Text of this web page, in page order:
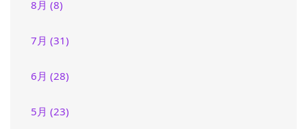
8月 (8)
7月 (31)
6月 (28)
5月 (23)